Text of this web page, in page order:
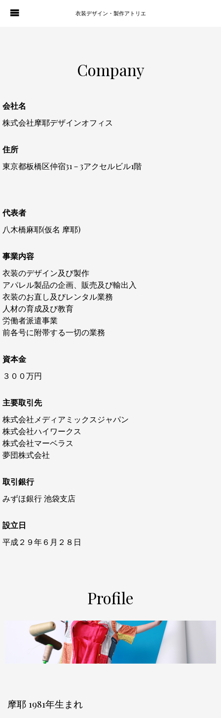
ATELIER P. OF S.
HISTORY
衣装デザイン・製作アトリエ
Company
会社名
株式会社摩耶デザインオフィス
住所
東京都板橋区仲宿31－3アクセルビル1階
代表者
八木橋麻耶(仮名 摩耶)
事業内容
衣装のデザイン及び製作
アパレル製品の企画、販売及び輸出入
衣装のお直し及びレンタル業務
人材の育成及び教育
労働者派遣事業
前各号に附帯する一切の業務
資本金
３００万円
主要取引先
株式会社メディアミックスジャパン
株式会社ハイワークス
株式会社マーベラス
夢団株式会社
取引銀行
みずほ銀行 池袋支店
設立日
平成２９年６月２８日
Profile
摩耶 1981年生まれ